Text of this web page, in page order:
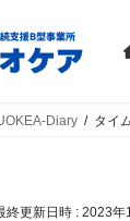
Diary タイ
終更新日時 : 2023年